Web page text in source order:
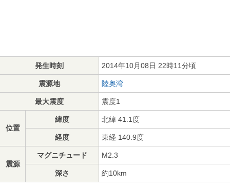
発生時刻 2014年10月08日 22時11分頃
震源地 陸奥湾
最大震度 震度1
位置
緯度 北緯 41.1度
経度 東経 140.9度
震源
マグニチュード M2.3
深さ 約10km